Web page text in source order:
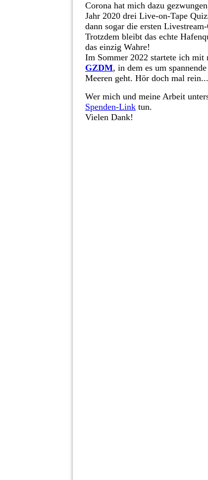
Corona hat mich dazu
Jahr 2020 drei Live-on-Tape
dann sogar die ersten
Trotzdem bleibt das echte
das einzig Wahre!
Im Sommer 2022 startete ich mit
GZDM, in dem es um
Meeren geht. Hör doch mal rein...
Wer mich und meine Arbeit
Spenden-Link tun.
Vielen Dank!